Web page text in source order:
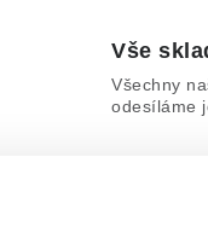
Vše
Všechny
odesíláme